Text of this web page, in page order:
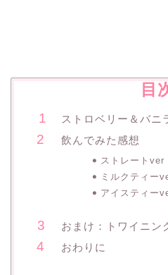
目
ストロベリー＆バニ
飲んでみた感想
ストレートver
ミルクティー
アイスティー
おまけ：トワイニン
おわりに